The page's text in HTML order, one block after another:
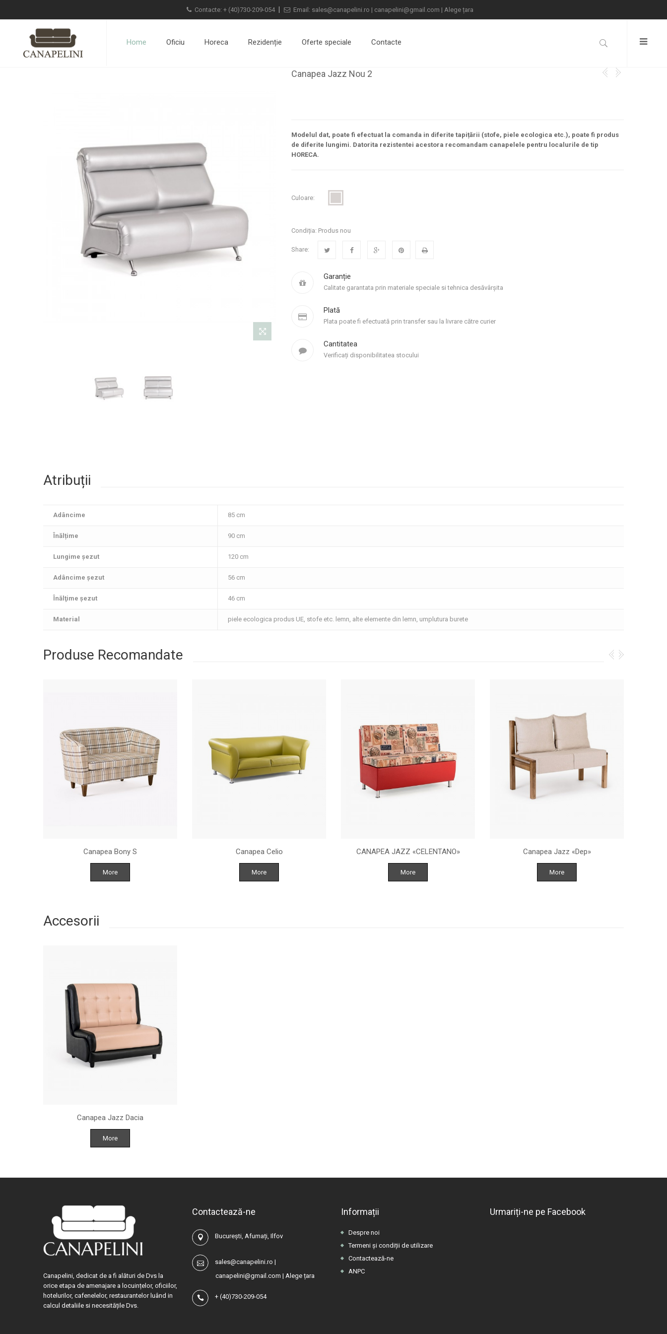
Contacte: + (40)730-209-054 Email: sales@canapelini.ro | canapelini@gmail.com | Alege țara
Home Oficiu Horeca Rezidenție Oferte speciale Contacte
Canapea Jazz Nou 2
Modelul dat, poate fi efectuat la comanda in diferite tapițării (stofe, piele ecologica etc.), poate fi produs
de diferite lungimi. Datorita rezistentei acestora recomandam canapelele pentru localurile de tip
HORECA.
Culoare:
Condiția: Produs nou
Share:
Garanție
Calitate garantata prin materiale speciale si tehnica desăvârșita
Plată
Plata poate fi efectuată prin transfer sau la livrare către curier
Cantitatea
Verificați disponibilitatea stocului
Atribuții
Adâncime 85 cm
Înălțime 90 cm
Lungime șezut 120 cm
Adâncime şezut 56 cm
Înălţime şezut 46 cm
Material piele ecologica produs UE, stofe etc. lemn, alte elemente din lemn, umplutura burete
Produse Recomandate
Canapea Bony S
More
Canapea Celio
More
CANAPEA JAZZ «CELENTANO»
More
Canapea Jazz «Dep»
More
Accesorii
Canapea Jazz Dacia
More
Canapelini, dedicat de a fi alături de Dvs la
orice etapa de amenajare a locuințelor, oficiilor,
hotelurilor, cafenelelor, restaurantelor luând in
calcul detaliile si necesitățile Dvs.
Contactează-ne
București, Afumați, Ilfov
sales@canapelini.ro |
canapelini@gmail.com | Alege țara
+ (40)730-209-054
Informații
Despre noi
Termeni și condiții de utilizare
Contactează-ne
ANPC
Urmariți-ne pe Facebook